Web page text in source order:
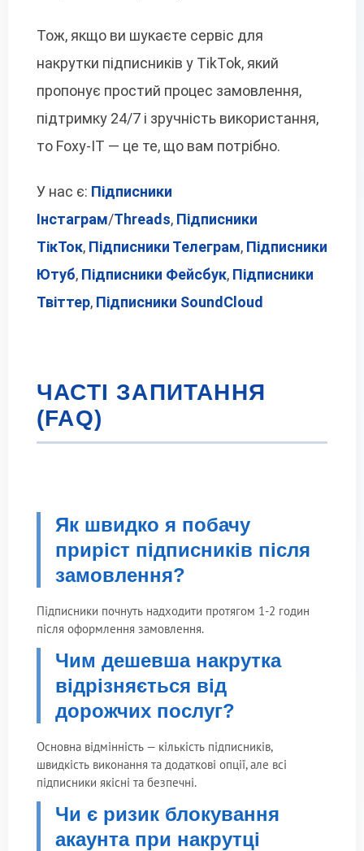
Тож, якщо ви шукаєте сервіс для
накрутки підписників у TikTok, який
пропонує простий процес замовлення,
підтримку 24/7 і зручність використання,
то Foxy-IT — це те, що вам потрібно.
У нас є: Підписники
Інстаграм/Threads, Підписники
ТікТок, Підписники Телеграм, Підписники
Ютуб, Підписники Фейсбук, Підписники
Твіттер, Підписники SoundCloud
ЧАСТІ ЗАПИТАННЯ
(FAQ)
Як швидко я побачу
приріст підписників після
замовлення?
Підписники почнуть надходити протягом 1-2 годин
після оформлення замовлення.
Чим дешевша накрутка
відрізняється від
дорожчих послуг?
Основна відмінність — кількість підписників,
швидкість виконання та додаткові опції, але всі
підписники якісні та безпечні.
Чи є ризик блокування
акаунта при накрутці